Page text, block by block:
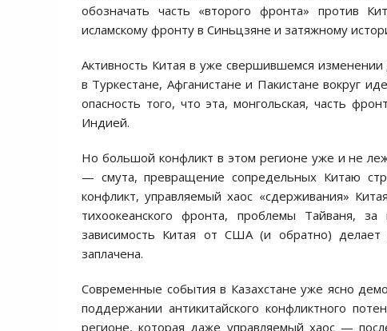
обозначать часть «второго фронта» против
исламскому фронту в Синьцзяне и затяжному
Активность Китая в уже свершившемся
в Туркестане, Афганистане и Пакистане вокруг
опасность того, что эта, монгольская, часть
Индией.
Но большой конфликт в этом регионе уже и не
— смута, превращение сопредельных Китаю
конфликт, управляемый хаос «сдерживания»
тихоокеанского фронта, проблемы Тайваня,
зависимость Китая от США (и обратно)
заплачена.
Современные события в Казахстане уже ясно
поддержании антикитайского конфликтного
регионе, которая даже управляемый хаос —